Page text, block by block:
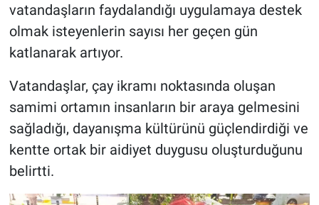
vatandaşların faydalandığı uygulamaya destek
olmak isteyenlerin sayısı her geçen gün
katlanarak artıyor.
Vatandaşlar, çay ikramı noktasında oluşan
samimi ortamın insanların bir araya gelmesini
sağladığı, dayanışma kültürünü güçlendirdiği ve
kentte ortak bir aidiyet duygusu oluşturduğunu
belirtti.